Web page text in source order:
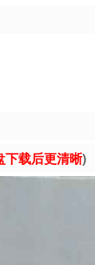
下载后更清晰)